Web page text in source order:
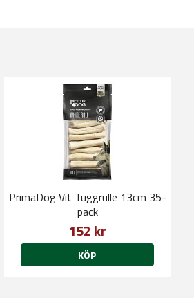
PrimaDog Vit Tuggrulle 13cm 35-
pack
152 kr
KÖP